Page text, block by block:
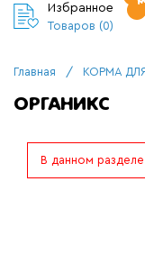
Избранное
Товаров (0)
Главная / КОРМА
ОРГАНИКС
В данном разделе